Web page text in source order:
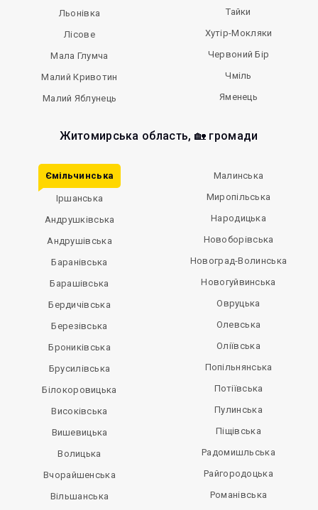
Льонівка
Лісове
Мала Глумча
Малий Кривотин
Малий Яблунець
Тайки
Хутір-Мокляки
Червоний Бір
Чміль
Яменець
Житомирська область, 🏡 громади
Ємільчинська
Іршанська
Андрушківська
Андрушівська
Баранівська
Барашівська
Бердичівська
Березівська
Брониківська
Брусилівська
Білокоровицька
Високівська
Вишевицька
Волицька
Вчорайшенська
Вільшанська
Малинська
Миропільська
Народицька
Новоборівська
Новоград-Волинська
Новогуйвинська
Овруцька
Олевська
Оліївська
Попільнянська
Потіївська
Пулинська
Піщівська
Радомишльська
Райгородоцька
Романівська